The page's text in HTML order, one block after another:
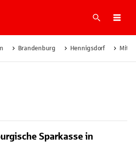
Suche
Brandenburg Hennigsdorf
Sparkasse in